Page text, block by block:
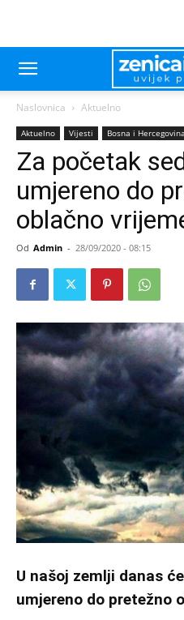
Naslovnica Aktuelno
Aktuelno Vijesti Bosna i Hercegovina
Za početak
umjereno do
oblačno
Od Admin - 28/09/2020 - 08:15
U našoj zemlji danas
umjereno do pretežno